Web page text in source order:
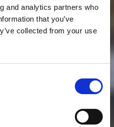
and analytics partners who
that you’ve
collected from your use